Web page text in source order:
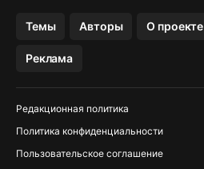
Темы Авторы О проекте
Реклама
Редакционная политика
Политика конфиденциальности
Пользовательское соглашение